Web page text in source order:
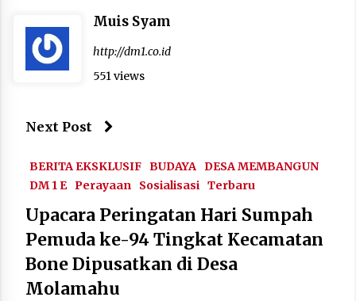
Muis Syam
http://dm1.co.id
551 views
Next Post
BERITA EKSKLUSIF BUDAYA DESA MEMBANGUN
DM 1 E Perayaan Sosialisasi Terbaru
Upacara Peringatan Hari Sumpah
Pemuda ke-94 Tingkat Kecamatan
Bone Dipusatkan di Desa
Molamahu